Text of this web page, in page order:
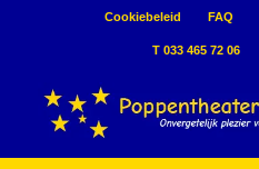
Cookiebeleid FAQ
T 033 465 72 06